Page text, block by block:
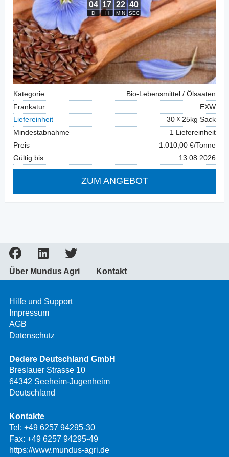
Kategorie
Bio-Lebensmittel / Ölsaaten
Frankatur
EXW
Liefereinheit
30
25kg Sack
Mindestabnahme
1 Liefereinheit
Preis
1.010,00 €/Tonne
Gültig bis
13.08.2026
ZUM ANGEBOT
Über Mundus Agri Kontakt
Hilfe und Support
Impressum
AGB
Datenschutz
Dedere Deutschland GmbH
Breslauer Strasse 10
64342 Seeheim-Jugenheim
Deutschland
Kontakte
Tel: +49 6257 94295-30
Fax: +49 6257 94295-49
https://www.mundus-agri.de